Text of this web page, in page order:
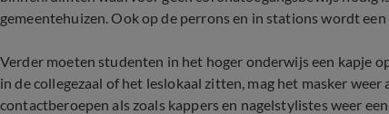
gemeentehuizen. Ook op de perrons en in stations wordt
Verder moeten studenten in het hoger onderwijs een kapje
in de collegezaal of het leslokaal zitten, mag het masker
contactberoepen als zoals kappers en nagelstylistes weer